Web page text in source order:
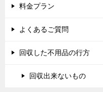
料金プラン
よくあるご質問
回収した不用品の行方
回収出来ないもの